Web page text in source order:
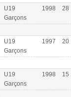
U19
Garçons
1998 28
U19
Garçons
1997 20
U19
Garçons
1998 15